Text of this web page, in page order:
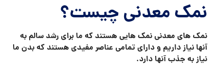
نمک معدنی چیست؟
نمک های معدنی نمک هایی هستند که ما برای رشد سالم به
آنها نیاز داریم و دارای تمامی عناصر مفیدی هستند که بدن ما
نیاز به جذب آنها دارد.